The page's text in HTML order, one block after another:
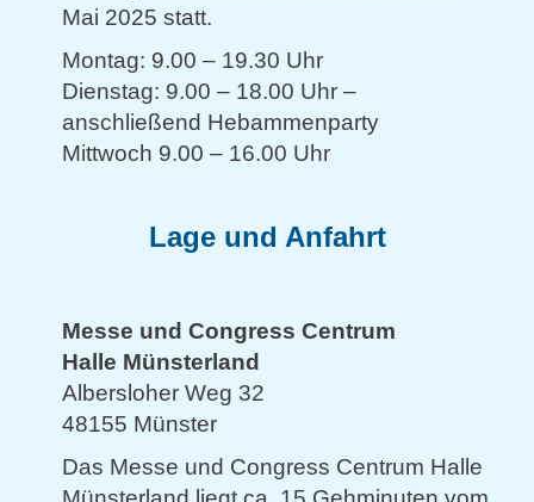
Mai 2025 statt.
Montag: 9.00 – 19.30 Uhr
Dienstag: 9.00 – 18.00 Uhr –
anschließend Hebammenparty
Mittwoch 9.00 – 16.00 Uhr
Lage und Anfahrt
Messe und Congress Centrum
Halle Münsterland
Albersloher Weg 32
48155 Münster
Das Messe und Congress Centrum Halle